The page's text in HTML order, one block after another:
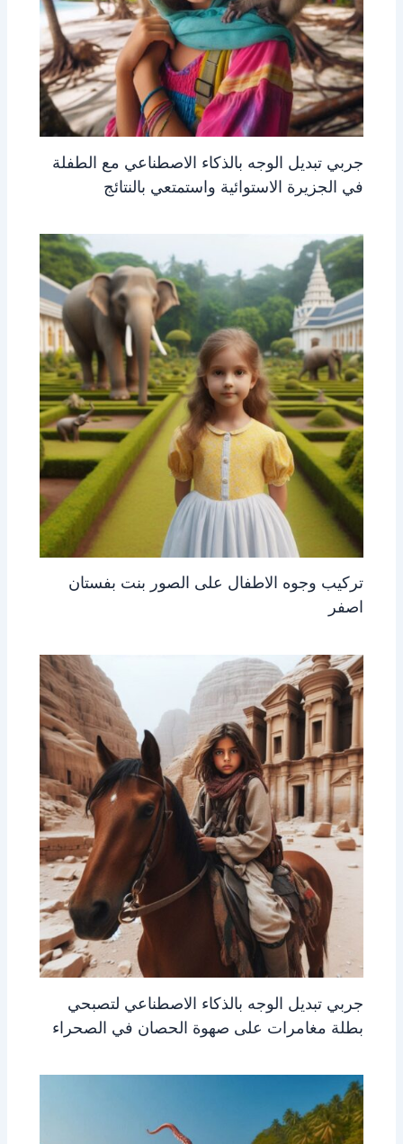
جربي تبديل الوجه بالذكاء الاصطناعي مع الطفلة
في الجزيرة الاستوائية واستمتعي بالنتائج
تركيب وجوه الاطفال على الصور بنت بفستان
اصفر
جربي تبديل الوجه بالذكاء الاصطناعي لتصبحي
بطلة مغامرات على صهوة الحصان في الصحراء